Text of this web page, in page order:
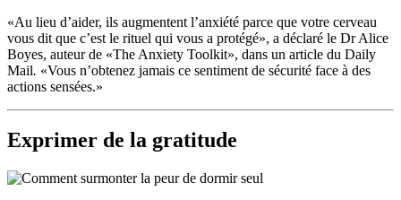
«Au lieu d’aider, ils augmentent l’anxiété parce que votre cerveau
vous dit que c’est le rituel qui vous a protégé», a déclaré le Dr Alice
Boyes, auteur de «The Anxiety Toolkit», dans un article du Daily
Mail. «Vous n’obtenez jamais ce sentiment de sécurité face à des
actions sensées.»
Exprimer de la gratitude